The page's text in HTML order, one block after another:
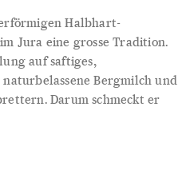
Halbhart-
Jura eine grosse Tradition.
auf saftiges,
Bergmilch und
Darum schmeckt er